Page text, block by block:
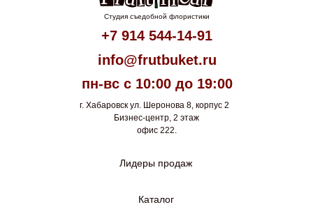
Студия съедобной флористики
+7 914 544-14-91
info@frutbuket.ru
пн-вс с 10:00 до 19:00
г. Хабаровск ул. Шеронова 8, корпус 2
Бизнес-центр, 2 этаж
офис 222.
Лидеры продаж
Каталог